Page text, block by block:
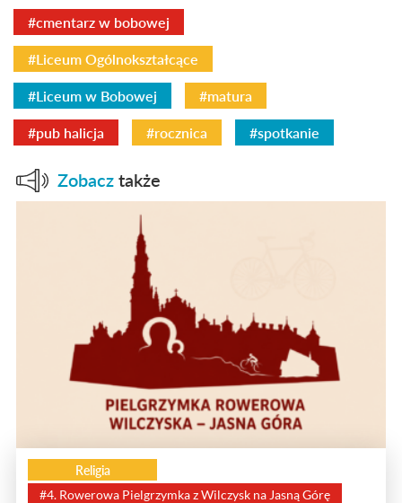
#cmentarz w bobowej
#Liceum Ogólnokształcące
#Liceum w Bobowej #matura
#pub halicja #rocznica #spotkanie
Zobacz także
Religia
#4. Rowerowa Pielgrzymka z Wilczysk na Jasną Górę